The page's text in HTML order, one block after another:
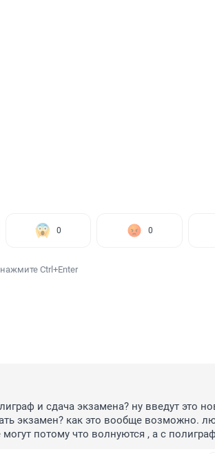
0 0
Ctrl+Enter
и сдача экзамена? ну введут это
экзамен? как это вообще возможно.
потому что волнуются , а с